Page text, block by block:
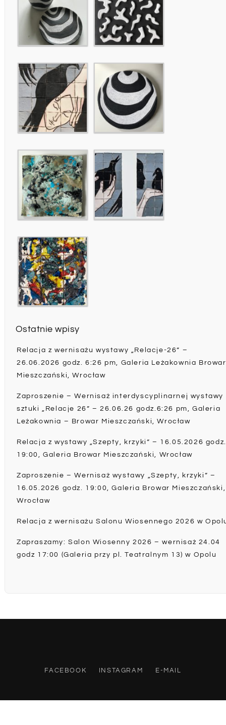
Ostatnie wpisy
Relacja z wernisażu wystawy „Relacje-26” –
26.06.2026 godz. 6:26 pm, Galeria Leżakownia Browar
Mieszczański, Wrocław
Zaproszenie – Wernisaż interdyscyplinarnej wystawy
sztuki „Relacje 26” – 26.06.26 godz.6:26 pm, Galeria
Leżakownia – Browar Mieszczański, Wrocław
Relacja z wystawy „Szepty, krzyki” – 16.05.2026 godz.
19:00, Galeria Browar Mieszczański, Wrocław
Zaproszenie – Wernisaż wystawy „Szepty, krzyki” –
16.05.2026 godz. 19:00, Galeria Browar Mieszczański,
Wrocław
Relacja z wernisażu Salonu Wiosennego 2026 w
Zapraszamy: Salon Wiosenny 2026 – wernisaż 24.04
godz 17:00 (Galeria przy pl. Teatralnym 13) w Opolu
FACEBOOK INSTAGRAM E-MAIL